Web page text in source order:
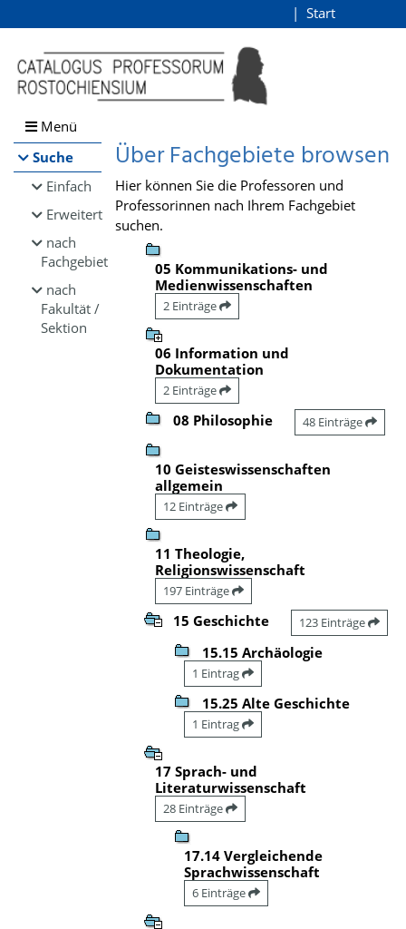
Browsen
direkt zum Inhalt
Start
Menü
Suche
Einfach
Erweitert
nach
Fachgebiet
nach
Fakultät /
Sektion
Über Fachgebiete browsen
Hier können Sie die Professoren und
Professorinnen nach Ihrem Fachgebiet
suchen.
05 Kommunikations- und
Medienwissenschaften
2 Einträge
06 Information und
Dokumentation
2 Einträge
08 Philosophie 48 Einträge
10 Geisteswissenschaften
allgemein
12 Einträge
11 Theologie,
Religionswissenschaft
197 Einträge
15 Geschichte 123 Einträge
15.15 Archäologie
1 Eintrag
15.25 Alte Geschichte
1 Eintrag
17 Sprach- und
Literaturwissenschaft
28 Einträge
17.14 Vergleichende
Sprachwissenschaft
6 Einträge